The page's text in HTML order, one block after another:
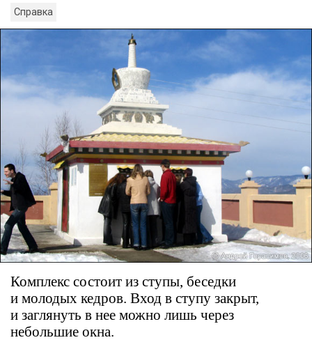
Справка
Комплекс состоит из ступы, беседки
и молодых кедров. Вход в ступу закрыт,
и заглянуть в нее можно лишь через
небольшие окна.